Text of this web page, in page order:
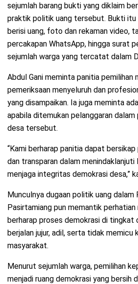
sejumlah barang bukti yang diklaim
praktik politik uang tersebut. Bukti
berisi uang, foto dan rekaman video,
percakapan WhatsApp, hingga surat
sejumlah warga yang tercatat dalam
Abdul Gani meminta panitia pemilihan
pemeriksaan menyeluruh dan
yang disampaikan. Ia juga meminta
apabila ditemukan pelanggaran dalam
desa tersebut.
“Kami berharap panitia dapat
dan transparan dalam menindaklanjuti
menjaga integritas demokrasi desa,”
Munculnya dugaan politik uang dalam
Pasirtamiang pun memantik perhatian
berharap proses demokrasi di
berjalan jujur, adil, serta tidak memicu
masyarakat.
Menurut sejumlah warga, pemilihan
menjadi ruang demokrasi yang bersih